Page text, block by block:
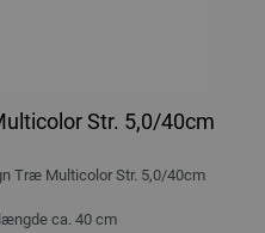
Str. 5,0/40cm
Træ Multicolor Str. 5,0/40cm
ca. 40 cm